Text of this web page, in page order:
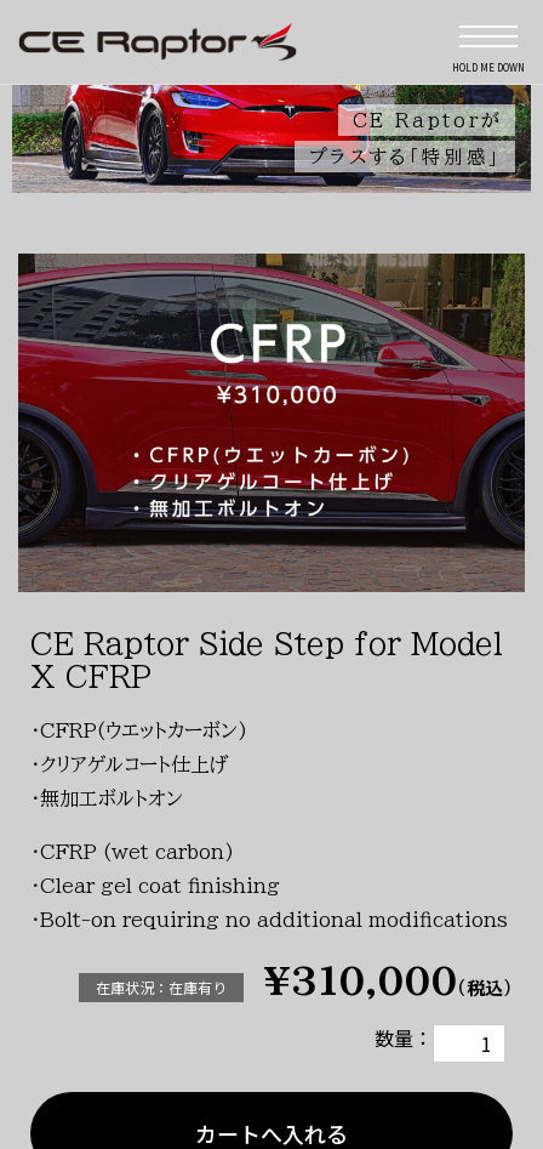
HOLD ME DOWN
CE Raptorが
プラスする「特別感」
CE Raptor Side Step for Model
X CFRP
・CFRP(ウエットカーボン)
・クリアゲルコート仕上げ
・無加工ボルトオン
・CFRP (wet carbon)
・Clear gel coat finishing
・Bolt-on requiring no additional modifications
在庫状況：在庫有り ¥310,000 （税込）
数量：